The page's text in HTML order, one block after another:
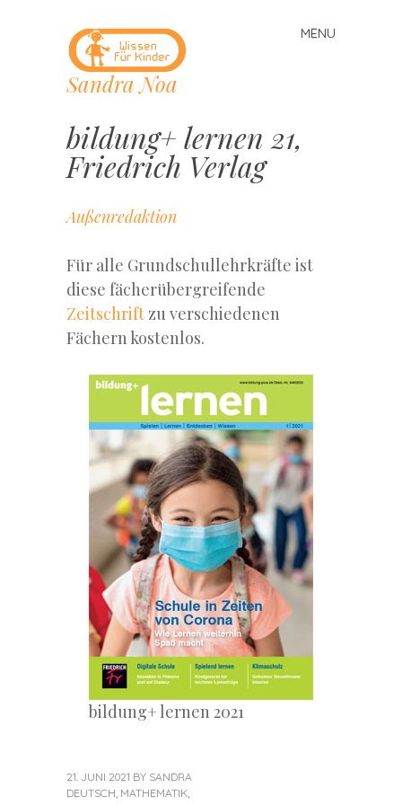
Sandra Noa
MENU
Skip
to
content
bildung+ lernen 21,
Friedrich Verlag
Außenredaktion
Für alle Grundschullehrkräfte ist
diese fächerübergreifende
Zeitschrift zu verschiedenen
Fächern kostenlos.
bildung+ lernen 2021
21. JUNI 2021 BY SANDRA
DEUTSCH MATHEMATIK